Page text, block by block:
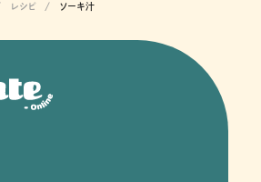
レシピ ソーキ汁